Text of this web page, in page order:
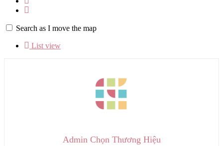
Search as I move the map
List view
Admin Chọn Thương Hiệu